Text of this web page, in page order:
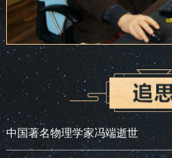
中国著名物理学家冯端逝世